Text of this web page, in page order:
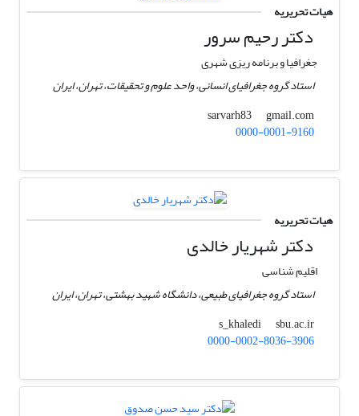
هیات تحریریه
دکتر رحیم سرور
جغرافیا و برنامه ریزی شهری
استاد گروه جغرافیای انسانی، واحد علوم و تحقیقات، تهران، ایران
sarvarh83
gmail.com
0000-0001-9160
هیات تحریریه
دکتر شهریار خالدی
اقلیم شناسی
استاد گروه جغرافیای طبیعی، دانشگاه شهید بهشتی، تهران، ایران
s_khaledi
sbu.ac.ir
0000-0002-8036-3906